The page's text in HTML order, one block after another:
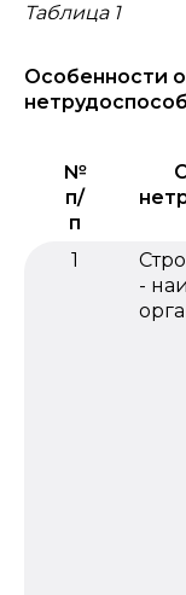
Таблица 1
Особенности
№
п/
п
1
-